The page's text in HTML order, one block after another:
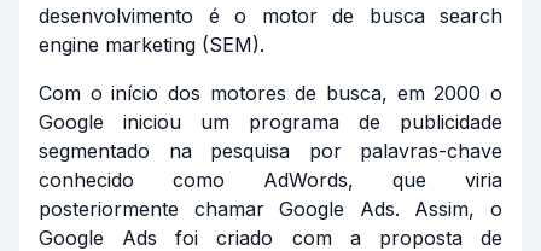
desenvolvimento é o motor de busca search
engine marketing (SEM).
Com o início dos motores de busca, em 2000 o
Google iniciou um programa de publicidade
segmentado na pesquisa por palavras-chave
conhecido como AdWords, que viria
posteriormente chamar Google Ads. Assim, o
Google Ads foi criado com a proposta de